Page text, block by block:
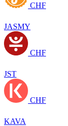
CHF
JASMY
CHF
JST
CHF
KAVA